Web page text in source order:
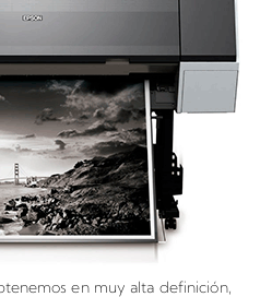
en muy alta definición,